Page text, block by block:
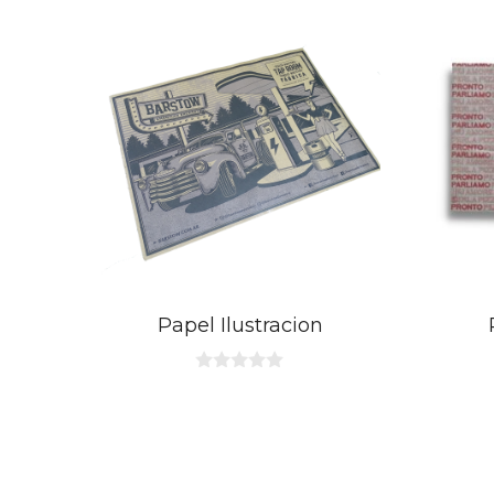
Papel Ilustracion